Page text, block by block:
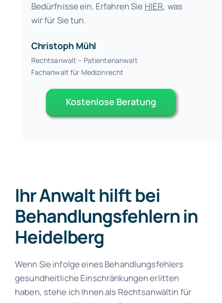
Bedürfnisse ein. Erfahren Sie HIER, was
wir für Sie tun.
Christoph Mühl
Rechtsanwalt – Patientenanwalt
Fachanwalt für Medizinrecht
Kostenlose Beratung
Ihr Anwalt hilft bei
Behandlungsfehlern in
Heidelberg
Wenn Sie infolge eines Behandlungsfehlers
gesundheitliche Einschränkungen erlitten
haben, stehe ich Ihnen als Rechtsanwältin für